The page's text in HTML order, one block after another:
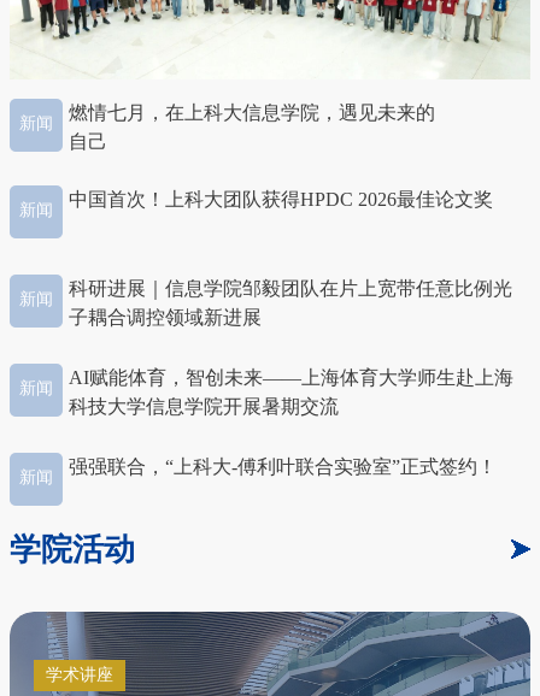
新闻
燃情七月，在上科大信息学院，遇见未来的
自己
新闻
中国首次！上科大团队获得HPDC 2026最佳论文奖
新闻
科研进展｜信息学院邹毅团队在片上宽带任意比例光
子耦合调控领域新进展
新闻
AI赋能体育，智创未来——上海体育大学师生赴上海
科技大学信息学院开展暑期交流
新闻
强强联合，“上科大-傅利叶联合实验室”正式签约！
学院活动
学术讲座